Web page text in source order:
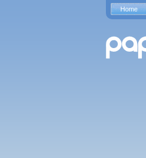
Home